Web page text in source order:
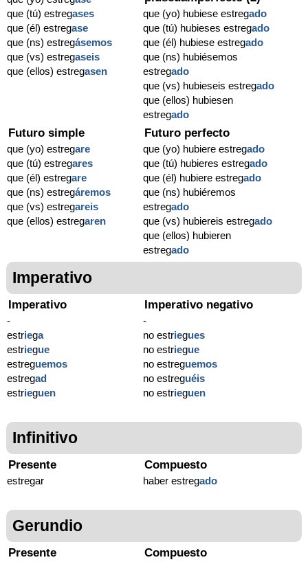
que (tú) estregases
que (él) estregase
que (ns) estregásemos
que (vs) estregaseis
que (ellos) estregasen
que (yo) hubiese estregado
que (tú) hubieses estregado
que (él) hubiese estregado
que (ns) hubiésemos
estregado
que (vs) hubieseis estregado
que (ellos) hubiesen
estregado
Futuro simple
que (yo) estregare
que (tú) estregares
que (él) estregare
que (ns) estregáremos
que (vs) estregareis
que (ellos) estregaren
Futuro perfecto
que (yo) hubiere estregado
que (tú) hubieres estregado
que (él) hubiere estregado
que (ns) hubiéremos
estregado
que (vs) hubiereis estregado
que (ellos) hubieren
estregado
Imperativo
Imperativo
-
estriega
estriegue
estreguemos
estregad
estrieguen
Imperativo negativo
-
no estriegues
no estriegue
no estreguemos
no estreguéis
no estrieguen
Infinitivo
Presente
estregar
Compuesto
haber estregado
Gerundio
Presente Compuesto